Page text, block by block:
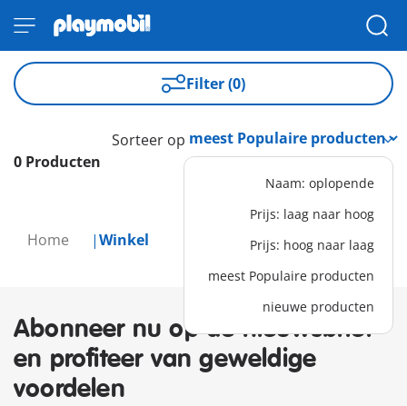
Home Winkel
Filter (0)
0 Producten
Sorteer op
Naam: oplopende
Prijs: laag naar hoog
Prijs: hoog naar laag
meest Populaire producten
nieuwe producten
Abonneer nu op de nieuwsbrief
en profiteer van geweldige
voordelen